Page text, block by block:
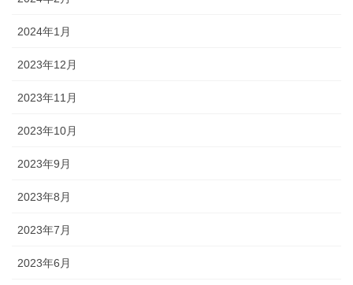
2024年1月
2023年12月
2023年11月
2023年10月
2023年9月
2023年8月
2023年7月
2023年6月